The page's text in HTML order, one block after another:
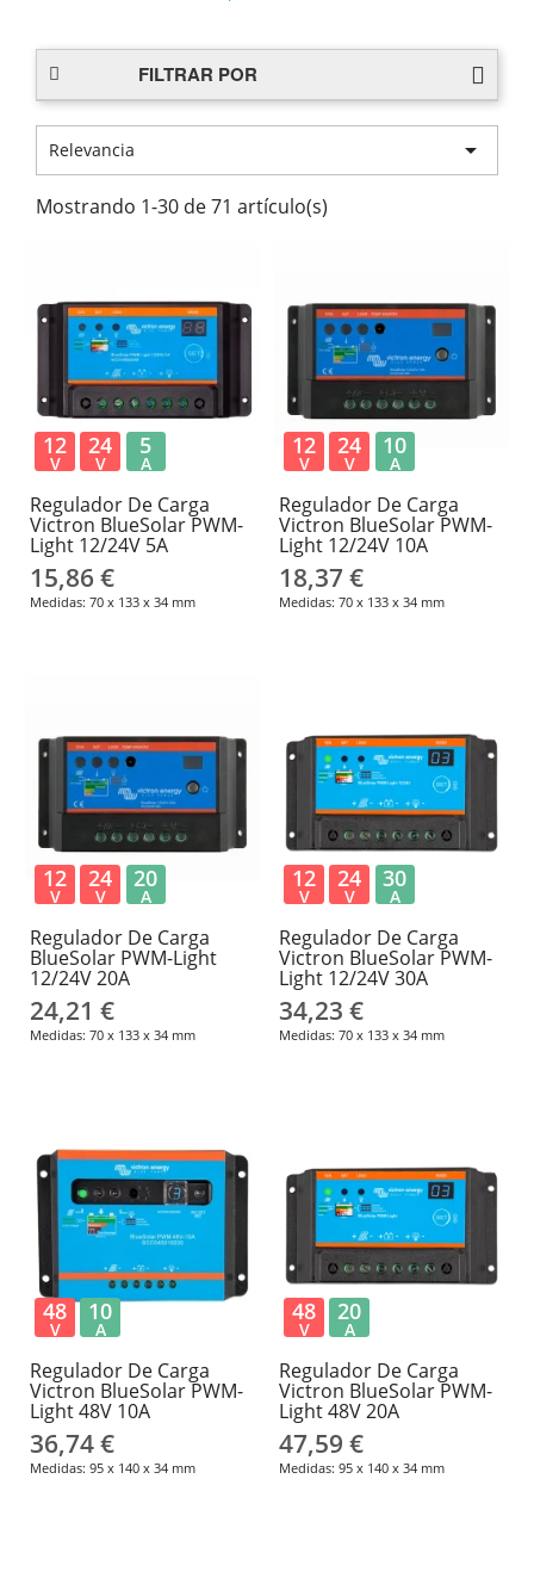
FILTRAR POR
Relevancia 
Mostrando 1-30 de 71 artículo(s)
Regulador De Carga
Victron BlueSolar PWM-
Light 12/24V 5A
15,86 €
Medidas: 70 x 133 x 34 mm
12
V
24
V
5
A
Regulador De Carga
Victron BlueSolar PWM-
Light 12/24V 10A
18,37 €
Medidas: 70 x 133 x 34 mm
12
V
24
V
10
A
Regulador De Carga
BlueSolar PWM-Light
12/24V 20A
24,21 €
Medidas: 70 x 133 x 34 mm
12
V
24
V
20
A
Regulador De Carga
Victron BlueSolar PWM-
Light 12/24V 30A
34,23 €
Medidas: 70 x 133 x 34 mm
12
V
24
V
30
A
Regulador De Carga
Victron BlueSolar PWM-
Light 48V 10A
36,74 €
Medidas: 95 x 140 x 34 mm
48
V
10
A
Regulador De Carga
Victron BlueSolar PWM-
Light 48V 20A
47,59 €
Medidas: 95 x 140 x 34 mm
48
V
20
A